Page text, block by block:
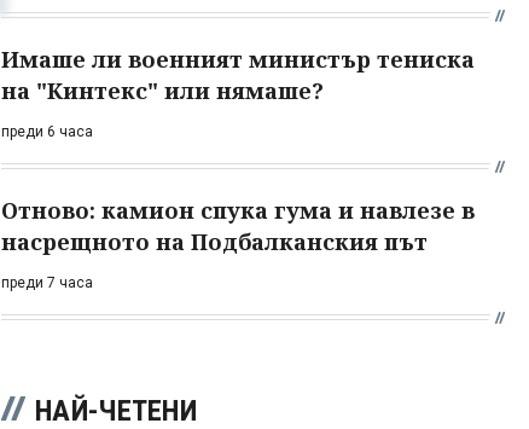
Имаше ли военният министър тениска
на "Кинтекс" или нямаше?
преди 6 часа
Отново: камион спука гума и навлезе в
насрещното на Подбалканския път
преди 7 часа
НАЙ-ЧЕТЕНИ